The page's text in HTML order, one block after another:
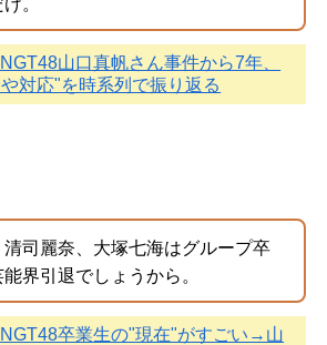
NGT48山口真帆さん事件から7年、
対応"を時系列で振り返る
司麗奈、大塚七海はグループ卒
界引退でしょうから。
NGT48卒業生の"現在"がすごい→山